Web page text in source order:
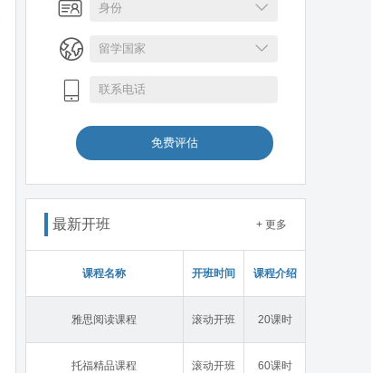
免费评估
最新开班 + 更多
课程名称 开班时间 课程介绍
雅思阅读课程 滚动开班 20课时
托福精品课程 滚动开班 60课时